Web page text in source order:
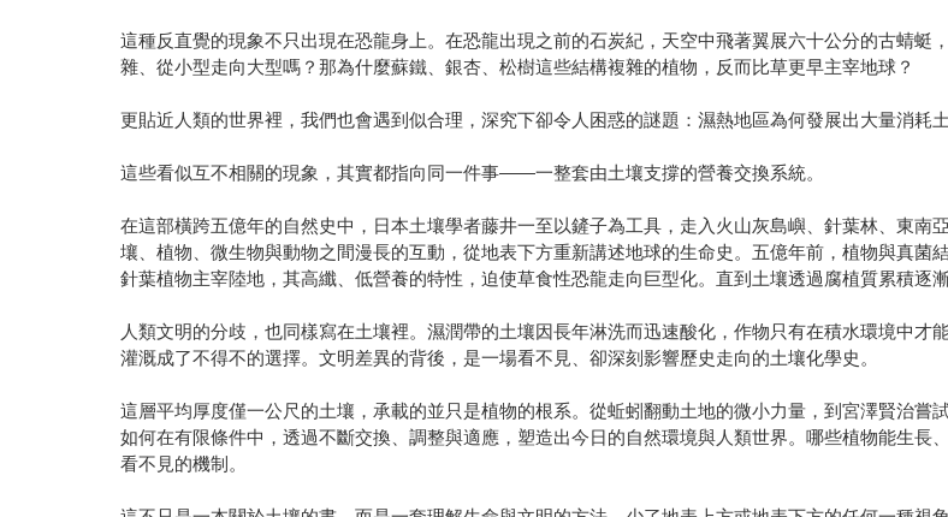
這種反直覺的現象不只出現在恐龍身上。在恐龍出現之前的石炭紀，天空中飛著翼展六十公分的古蜻
雜、從小型走向大型嗎？那為什麼蘇鐵、銀杏、松樹這些結構複雜的植物，反而比草更早主宰地球？
更貼近人類的世界裡，我們也會遇到似合理，深究下卻令人困惑的謎題：濕熱地區為何發展出大量消耗
這些看似互不相關的現象，其實都指向同一件事——一整套由土壤支撐的營養交換系統。
在這部橫跨五億年的自然史中，日本土壤學者藤井一至以鏟子為工具，走入火山灰島嶼、針葉林、東
壤、植物、微生物與動物之間漫長的互動，從地表下方重新講述地球的生命史。五億年前，植物與真菌
針葉植物主宰陸地，其高纖、低營養的特性，迫使草食性恐龍走向巨型化。直到土壤透過腐植質累積逐
人類文明的分歧，也同樣寫在土壤裡。濕潤帶的土壤因長年淋洗而迅速酸化，作物只有在積水環境中才
灌溉成了不得不的選擇。文明差異的背後，是一場看不見、卻深刻影響歷史走向的土壤化學史。
這層平均厚度僅一公尺的土壤，承載的並只是植物的根系。從蚯蚓翻動土地的微小力量，到宮澤賢治
如何在有限條件中，透過不斷交換、調整與適應，塑造出今日的自然環境與人類世界。哪些植物能生
看不見的機制。